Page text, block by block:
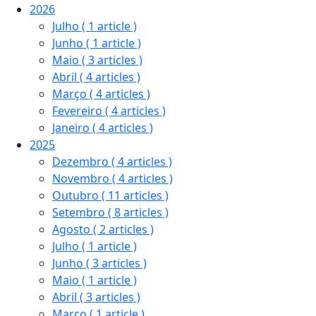
2026
Julho ( 1 article )
Junho ( 1 article )
Maio ( 3 articles )
Abril ( 4 articles )
Março ( 4 articles )
Fevereiro ( 4 articles )
Janeiro ( 4 articles )
2025
Dezembro ( 4 articles )
Novembro ( 4 articles )
Outubro ( 11 articles )
Setembro ( 8 articles )
Agosto ( 2 articles )
Julho ( 1 article )
Junho ( 3 articles )
Maio ( 1 article )
Abril ( 3 articles )